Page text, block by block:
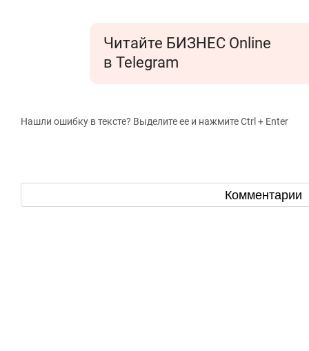
Читайте БИЗНЕС Online
в Telegram
Нашли ошибку в тексте? Выделите ее и нажмите Ctrl + Enter
Комментарии